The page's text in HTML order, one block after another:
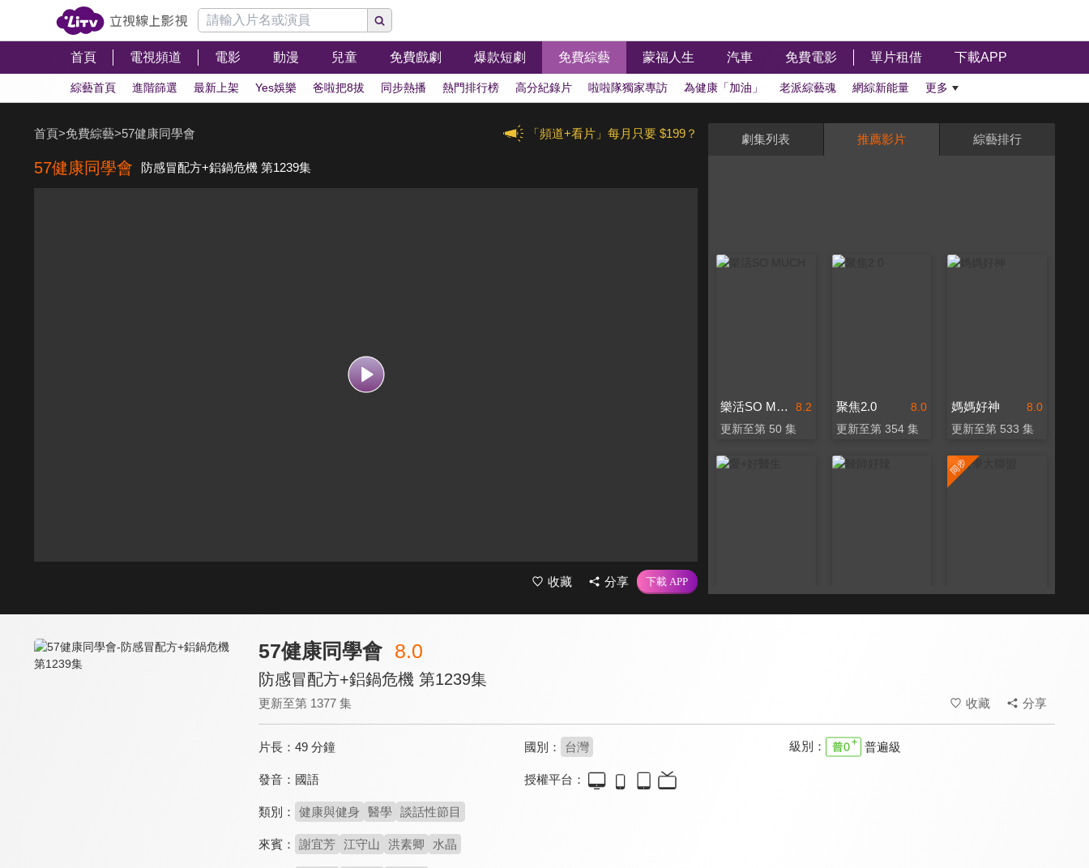
首頁 電視頻道 電影 動漫 兒童 免費戲劇 爆款短劇 免費綜藝 蒙福人生 汽車 免費電影 單片租借 下載APP
綜藝首頁 進階篩選 最新上架 Yes娛樂 爸啦把8拔 同步熱播 熱門排行榜 高分紀錄片 啦啦隊獨家專訪 為健康「加油」 老派綜藝魂 網綜新能量 更多
「頻道+看片」每月只要 $199？
首頁>免費綜藝>57健康同學會
57健康同學會 防感冒配方+鋁鍋危機 第1239集
收藏 分享
劇集列表 推薦影片 綜藝排行
8.2
樂活SO MUCH
更新至第 50 集
8.0
聚焦2.0
更新至第 354 集
8.0
媽媽好神
更新至第 533 集
57健康同學會 8.0
防感冒配方+鋁鍋危機 第1239集
更新至第 1377 集 收藏 分享
片長： 49 分鐘 國別： 台灣 級別： 普遍級
發音： 國語 授權平台：
類別： 健康與健身 醫學 談話性節目
來賓： 謝宜芳 江守山 洪素卿 水晶